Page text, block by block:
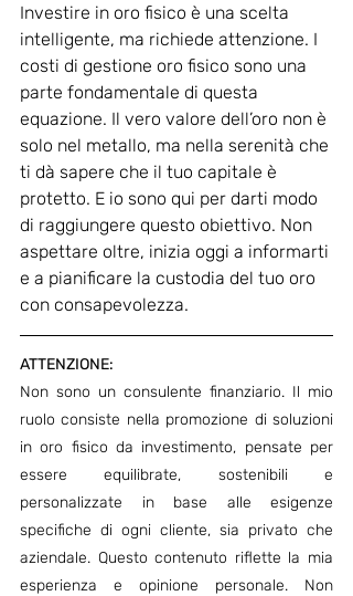
Investire in oro fisico è una scelta
intelligente, ma richiede attenzione. I
costi di gestione oro fisico sono una
parte fondamentale di questa
equazione. Il vero valore dell’oro non è
solo nel metallo, ma nella serenità che
ti dà sapere che il tuo capitale è
protetto. E io sono qui per darti modo
di raggiungere questo obiettivo. Non
aspettare oltre, inizia oggi a informarti
e a pianificare la custodia del tuo oro
con consapevolezza.
ATTENZIONE:
Non sono un consulente finanziario. Il mio
ruolo consiste nella promozione di soluzioni
in oro fisico da investimento, pensate per
essere equilibrate, sostenibili e
personalizzate in base alle esigenze
specifiche di ogni cliente, sia privato che
aziendale. Questo contenuto riflette la mia
esperienza e opinione personale. Non